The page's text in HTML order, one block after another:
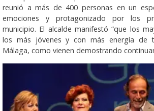
reunió a más de 400 personas en un
emociones y protagonizado por los
municipio. El alcalde manifestó “que los
los más jóvenes y con más energía de
Málaga, como vienen demostrando